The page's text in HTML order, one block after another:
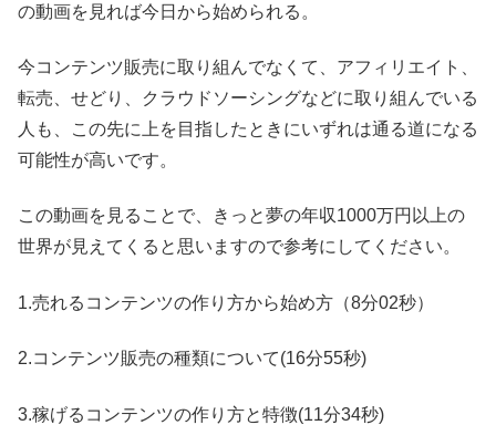
の動画を見れば今日から始められる。
今コンテンツ販売に取り組んでなくて、アフィリエイト、
転売、せどり、クラウドソーシングなどに取り組んでいる
人も、この先に上を目指したときにいずれは通る道になる
可能性が高いです。
この動画を見ることで、きっと夢の年収1000万円以上の
世界が見えてくると思いますので参考にしてください。
1.売れるコンテンツの作り方から始め方（8分02秒）
2.コンテンツ販売の種類について(16分55秒)
3.稼げるコンテンツの作り方と特徴(11分34秒)